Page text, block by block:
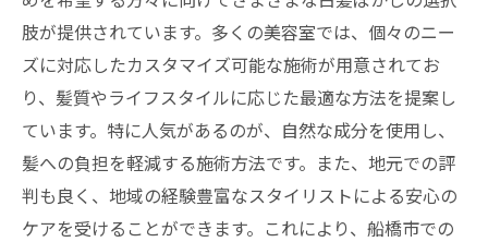
肢が提供されています。多くの美容室では、個々のニー
ズに対応したカスタマイズ可能な施術が用意されてお
り、髪質やライフスタイルに応じた最適な方法を提案し
ています。特に人気があるのが、自然な成分を使用し、
髪への負担を軽減する施術方法です。また、地元での評
判も良く、地域の経験豊富なスタイリストによる安心の
ケアを受けることができます。これにより、船橋市での